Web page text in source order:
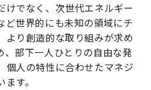
けでなく、次世代エネルギー
ど世界的にも未知の領域にチ
より創造的な取り組みが求め
、部下一人ひとりの自由な発
個人の特性に合わせたマネジ
す。